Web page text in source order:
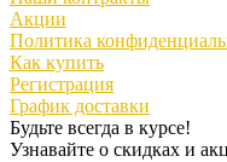
Акции
Политика
Как купить
Регистрация
График доставки
Будьте всегда в курсе!
Узнавайте о скидках и